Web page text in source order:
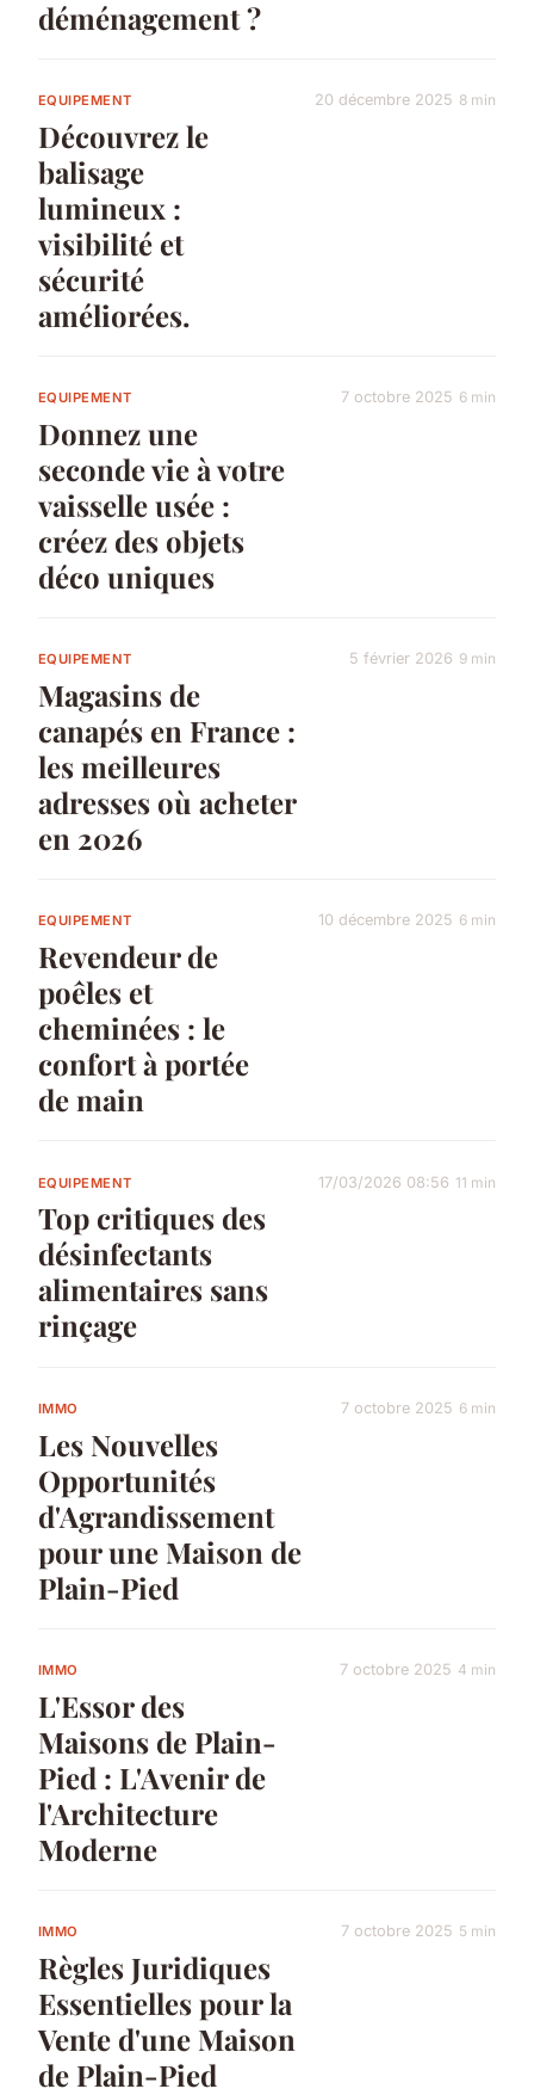
déménagement ?
EQUIPEMENT
Découvrez le
balisage
lumineux :
visibilité et
sécurité
améliorées.
20 décembre 2025 8 min
EQUIPEMENT
Donnez une
seconde vie à votre
vaisselle usée :
créez des objets
déco uniques
7 octobre 2025 6 min
EQUIPEMENT
Magasins de
canapés en France :
les meilleures
adresses où acheter
en 2026
5 février 2026 9 min
EQUIPEMENT
Revendeur de
poêles et
cheminées : le
confort à portée
de main
10 décembre 2025 6 min
EQUIPEMENT
Top critiques des
désinfectants
alimentaires sans
rinçage
17/03/2026 08:56 11 min
IMMO
Les Nouvelles
Opportunités
d'Agrandissement
pour une Maison de
Plain-Pied
7 octobre 2025 6 min
IMMO
L'Essor des
Maisons de Plain-
Pied : L'Avenir de
l'Architecture
Moderne
7 octobre 2025 4 min
IMMO
Règles Juridiques
Essentielles pour la
Vente d'une Maison
de Plain-Pied
7 octobre 2025 5 min